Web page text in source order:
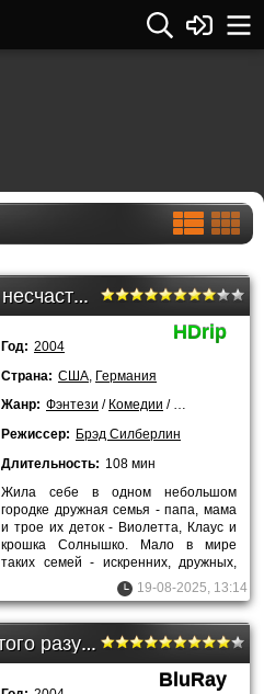
Лемони Сникет: 33 несчастья (2004)
HDrip
Год: 2004
Страна: США Германия
Жанр: Фэнтези / Комедии / Приключения
Режиссер: Брэд Силберлин
Длительность: 108 мин
Жила себе в одном небольшом
городке дружная семья - папа, мама
и трое их деток - Виолетта, Клаус и
крошка Солнышко. Мало в мире
таких семей - искренних, дружных,
чтящих семейные традиции.19-08-2025, 13:14
Вечное сияние чистого разума (2004)
BluRay